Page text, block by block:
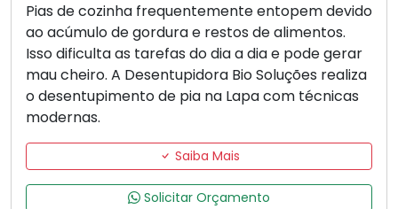
Pias de cozinha frequentemente entopem devido
ao acúmulo de gordura e restos de alimentos.
Isso dificulta as tarefas do dia a dia e pode gerar
mau cheiro. A Desentupidora Bio Soluções realiza
o desentupimento de pia na Lapa com técnicas
modernas.
Saiba Mais
Solicitar Orçamento